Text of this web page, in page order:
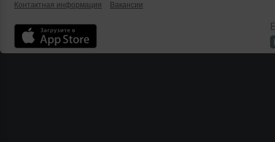
Контактная информация
Вакансии